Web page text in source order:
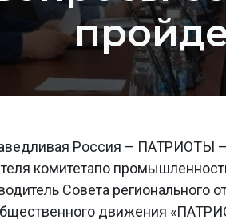
Россия – ПАТРИОТЫ –
комитетапо
Совета регионального
движения